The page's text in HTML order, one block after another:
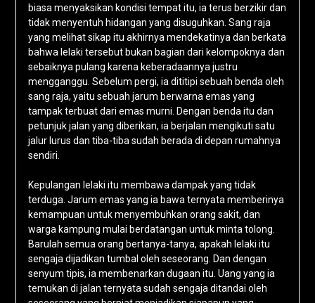
biasa menyaksikan kondisi tempat itu, ia terus berzikir dan
tidak menyentuh hidangan yang disuguhkan. Sang raja
yang melihat sikap itu akhirnya mendekatinya dan berkata
bahwa lelaki tersebut bukan bagian dari kelompoknya dan
sebaiknya pulang karena keberadaannya justru
mengganggu. Sebelum pergi, ia dititipi sebuah benda oleh
sang raja, yaitu sebuah jarum berwarna emas yang
tampak terbuat dari emas murni. Dengan benda itu dan
petunjuk jalan yang diberikan, ia berjalan mengikuti satu
jalur lurus dan tiba-tiba sudah berada di depan rumahnya
sendiri.
Kepulangan lelaki itu membawa dampak yang tidak
terduga. Jarum emas yang ia bawa ternyata memberinya
kemampuan untuk menyembuhkan orang sakit, dan
warga kampung mulai berdatangan untuk minta tolong.
Barulah semua orang bertanya-tanya, apakah lelaki itu
sengaja dijadikan tumbal oleh seseorang. Dan dengan
senyum tipis, ia membenarkan dugaan itu. Uang yang ia
temukan di jalan ternyata sudah sengaja ditandai oleh